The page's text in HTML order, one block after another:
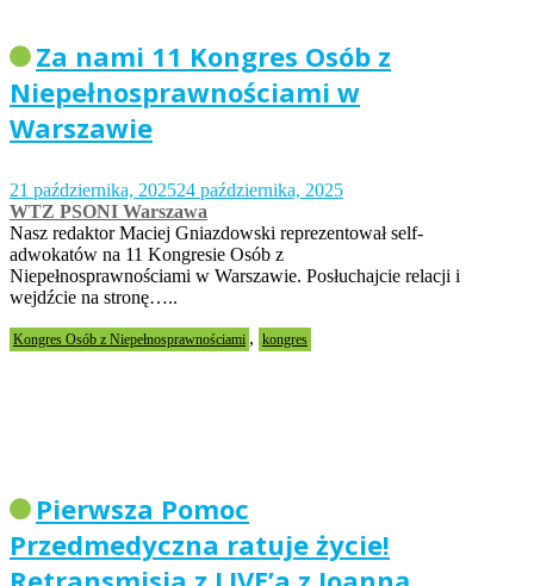
Za nami 11 Kongres Osób z
Niepełnosprawnościami w
Warszawie
21 października, 202524 października, 2025
WTZ PSONI Warszawa
Nasz redaktor Maciej Gniazdowski reprezentował self-
adwokatów na 11 Kongresie Osób z
Niepełnosprawnościami w Warszawie. Posłuchajcie relacji i
wejdźcie na stronę…..
Kongres Osób z Niepełnosprawnościami , kongres
Pierwsza Pomoc
Przedmedyczna ratuje życie!